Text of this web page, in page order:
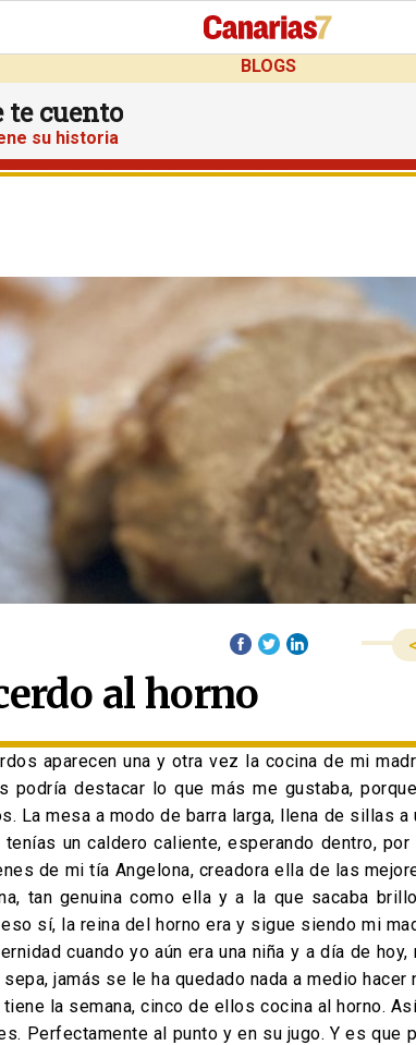
BLOGS
te cuento
su historia
al horno
aparecen una y otra vez la cocina de mi
podría destacar lo que más me gustaba,
La mesa a modo de barra larga, llena de sillas
un caldero caliente, esperando dentro,
de mi tía Angelona, creadora ella de las
tan genuina como ella y a la que sacaba
sí, la reina del horno era y sigue siendo mi
cuando yo aún era una niña y a día de
jamás se le ha quedado nada a medio
la semana, cinco de ellos cocina al horno.
Perfectamente al punto y en su jugo. Y es que